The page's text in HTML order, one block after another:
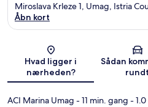
Kort
Miroslava Krleze 1, Umag, Istria
Åbn kort
Hvad ligger i
nærheden?
Sådan
rundt
ACI Marina Umag - 11 min. gang -